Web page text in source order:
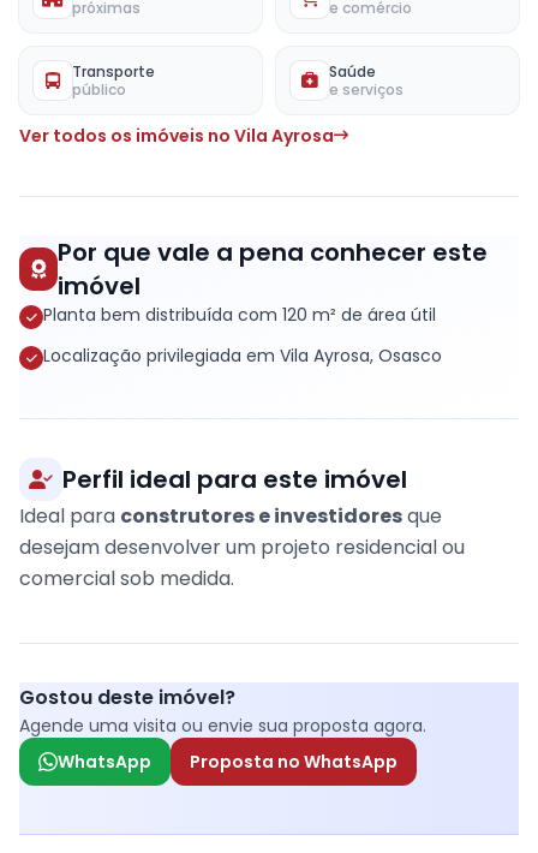
próximas e comércio
Transporte
público
Saúde
e serviços
Ver todos os imóveis no Vila Ayrosa
Por que vale a pena conhecer este
imóvel
Planta bem distribuída com 120 m² de área útil
Localização privilegiada em Vila Ayrosa, Osasco
Perfil ideal para este imóvel
Ideal para construtores e investidoresque
desejam desenvolver um projeto residencial ou
comercial sob medida.
Gostou deste imóvel?
Agende uma visita ou envie sua proposta agora.
WhatsApp
Proposta no WhatsApp